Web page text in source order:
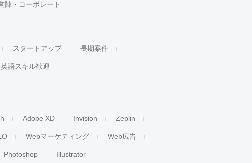
陣・コーポレート
スタートアップ 長期案件
英語スキル歓迎
Adobe XD Invision Zeplin
Webマーケティング Web広告
Photoshop Illustrator